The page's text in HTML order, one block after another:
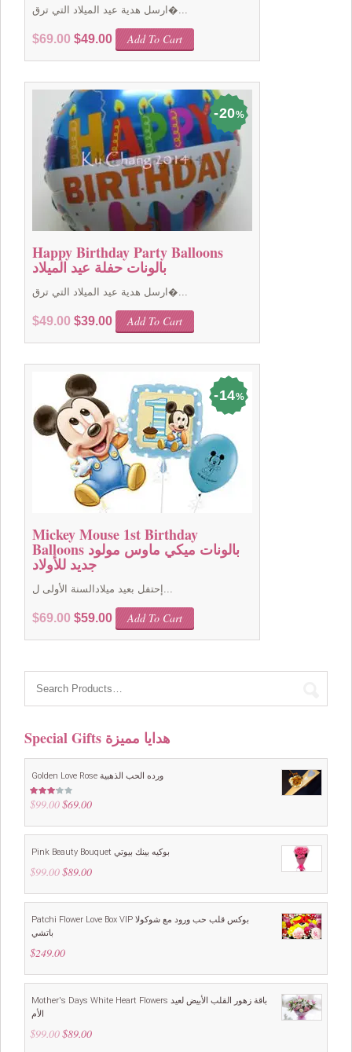
ارسل هدية عيد الميلاد التي ترق�...
$69.00 Original
$69.00.
$49.00Current
price
$49.00.
Add To Cart
20%
Happy Birthday Party Balloons
بالونات حفلة عيد الميلاد
ارسل هدية عيد الميلاد التي ترق�...
$49.00 Original
$49.00.
$39.00Current
price
$39.00.
Add To Cart
14%
Mickey Mouse 1st Birthday
Balloons بالونات ميكي ماوس مولود
جديد للأولاد
إحتفل بعيد ميلادالسنة الأولى ل...
$69.00 Original
$59.00Current
price
Add To Cart
Special Gifts هدايا مميزة
Golden Love Rose ورده الحب الذهبية
Rated
3.00
5
$99.00 Original
was:
$69.00Current
is:
Pink Beauty Bouquet بوكيه بينك بيوتي
$99.00 Original
was:
$89.00Current
is:
Patchi Flower Love Box VIP بوكس قلب حب ورود مع شوكولا
باتشي
$249.00
Mother's Days White Heart Flowers باقة زهور القلب الأبيض لعيد
الأم
$99.00 Original
$89.00Current